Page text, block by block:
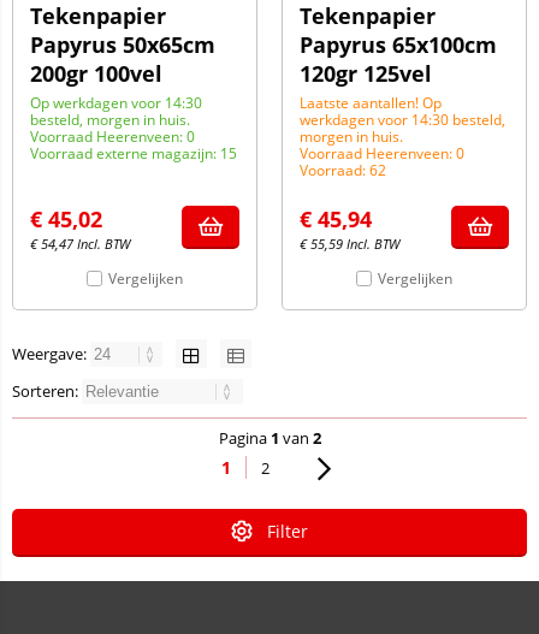
Tekenpapier
Papyrus 50x65cm
200gr 100vel
Op werkdagen voor 14:30
besteld, morgen in huis.
Voorraad Heerenveen: 0
Voorraad externe magazijn: 15
€ 45,02
€54,47 Incl. BTW
Vergelijken
Tekenpapier
Papyrus 65x100cm
120gr 125vel
Laatste aantallen! Op
werkdagen voor 14:30 besteld,
morgen in huis.
Voorraad Heerenveen: 0
Voorraad: 62
€ 45,94
€55,59 Incl. BTW
Vergelijken
Weergave:
Sorteren:
Pagina 1 van 2
1 2
Filter